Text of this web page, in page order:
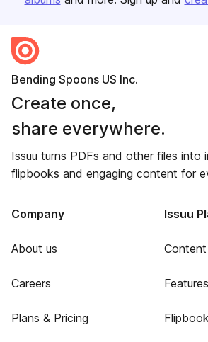
Bending Spoons US Inc.
Create once,
share everywhere.
Issuu turns PDFs and other files into
flipbooks and engaging content for
Company
About us
Careers
Plans & Pricing
Issuu
Features
Flipbook